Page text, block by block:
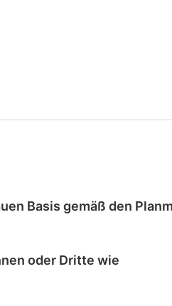
Basis gemäß den
oder Dritte wie